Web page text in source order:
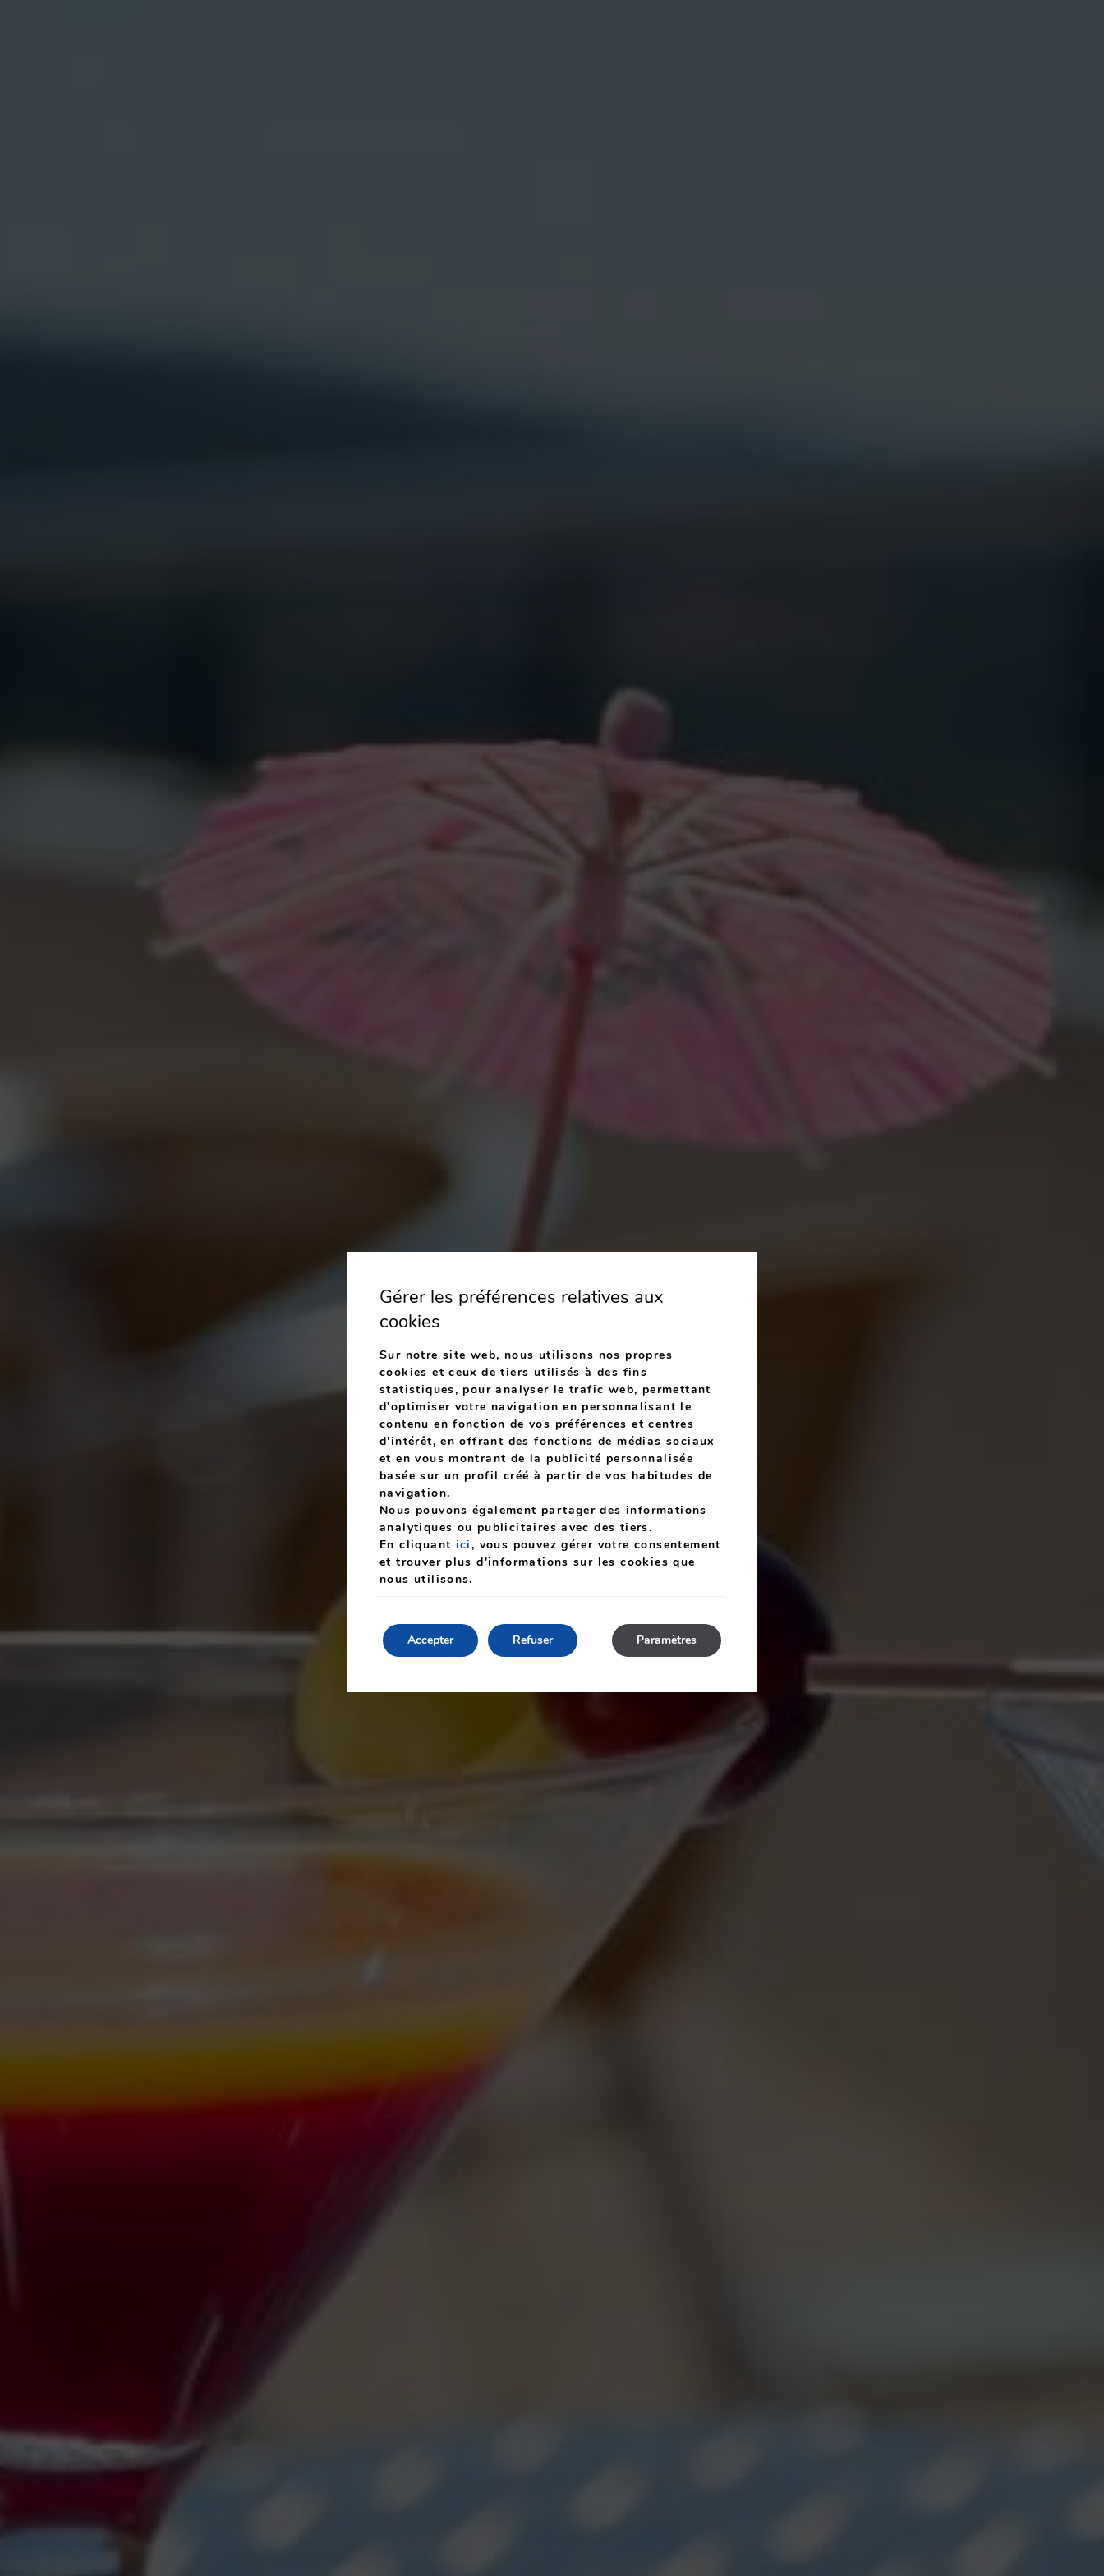
Gérer les préférences relatives aux
cookies
Sur notre site web, nous utilisons nos propres
cookies et ceux de tiers utilisés à des fins
statistiques, pour analyser le trafic web, permettant
d'optimiser votre navigation en personnalisant le
contenu en fonction de vos préférences et centres
d'intérêt, en offrant des fonctions de médias sociaux
et en vous montrant de la publicité personnalisée
basée sur un profil créé à partir de vos habitudes de
navigation.
Nous pouvons également partager des informations
analytiques ou publicitaires avec des tiers.
En cliquant ici, vous pouvez gérer votre consentement
et trouver plus d'informations sur les cookies que
nous utilisons.
Accepter Paramètres
Refuser